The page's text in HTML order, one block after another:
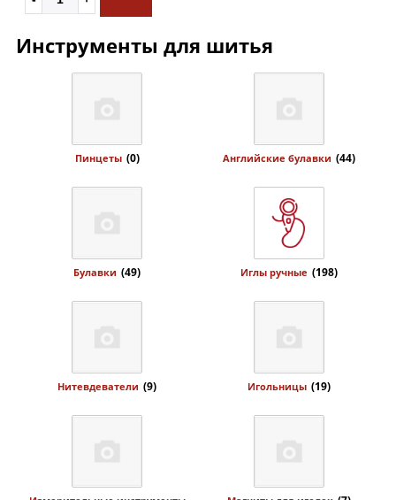
Инструменты для шитья
Пинцеты (0) Английские булавки (44)
Булавки (49) Иглы ручные (198)
Нитевдеватели (9) Игольницы (19)